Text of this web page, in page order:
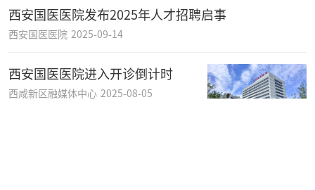
西安国医医院发布2025年人才招聘启事
西安国医医院 2025-09-14
西安国医医院进入开诊倒计时
西咸新区融媒体中心 2025-08-05